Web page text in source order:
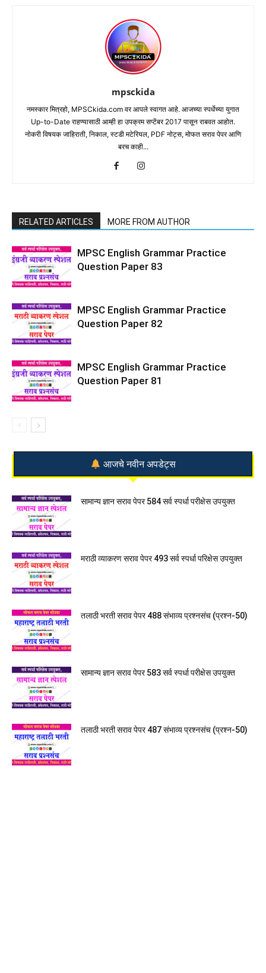
mpsckida
नमस्कार मित्रहो, MPSCkida.com वर आपले स्वागत आहे. आजच्या स्पर्धेच्या युगात
Up-to-Date राहण्यासाठी आम्ही हा उपक्रम सप्टेंबर 2017 पासून राबवत आहोत.
नोकरी विषयक जाहिराती, निकाल, स्टडी मटेरियल, PDF नोट्स, मोफत सराव पेपर आणि
बरच काही...
RELATED ARTICLES MORE FROM AUTHOR
MPSC English Grammar Practice
Question Paper 83
MPSC English Grammar Practice
Question Paper 82
MPSC English Grammar Practice
Question Paper 81
आजचे नवीन अपडेट्स
सामान्य ज्ञान सराव पेपर 584 सर्व स्पर्धा परीक्षेस उपयुक्त
मराठी व्याकरण सराव पेपर 493 सर्व स्पर्धा परिक्षेस उपयुक्त
तलाठी भरती सराव पेपर 488 संभाव्य प्रश्नसंच (प्रश्न-50)
सामान्य ज्ञान सराव पेपर 583 सर्व स्पर्धा परीक्षेस उपयुक्त
तलाठी भरती सराव पेपर 487 संभाव्य प्रश्नसंच (प्रश्न-50)